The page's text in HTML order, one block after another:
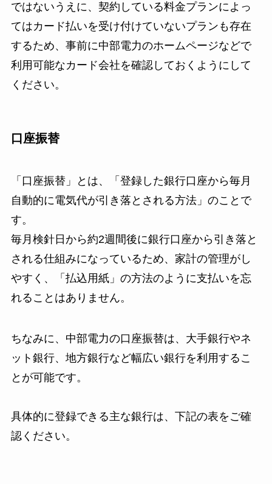
ではないうえに、契約している料金プランによっ
てはカード払いを受け付けていないプランも存在
するため、事前に中部電力のホームページなどで
利用可能なカード会社を確認しておくようにして
ください。
口座振替
「口座振替」とは、「登録した銀行口座から毎月
自動的に電気代が引き落とされる方法」のことで
す。
毎月検針日から約2週間後に銀行口座から引き落と
される仕組みになっているため、家計の管理がし
やすく、「払込用紙」の方法のように支払いを忘
れることはありません。
ちなみに、中部電力の口座振替は、大手銀行やネ
ット銀行、地方銀行など幅広い銀行を利用するこ
とが可能です。
具体的に登録できる主な銀行は、下記の表をご確
認ください。